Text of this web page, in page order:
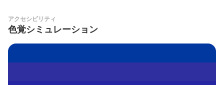
アクセシビリティ
色覚シミュレーション